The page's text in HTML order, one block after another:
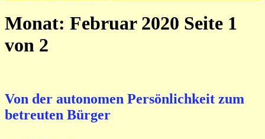
Monat: Februar 2020 Seite 1
von 2
Von der autonomen Persönlichkeit zum
betreuten Bürger